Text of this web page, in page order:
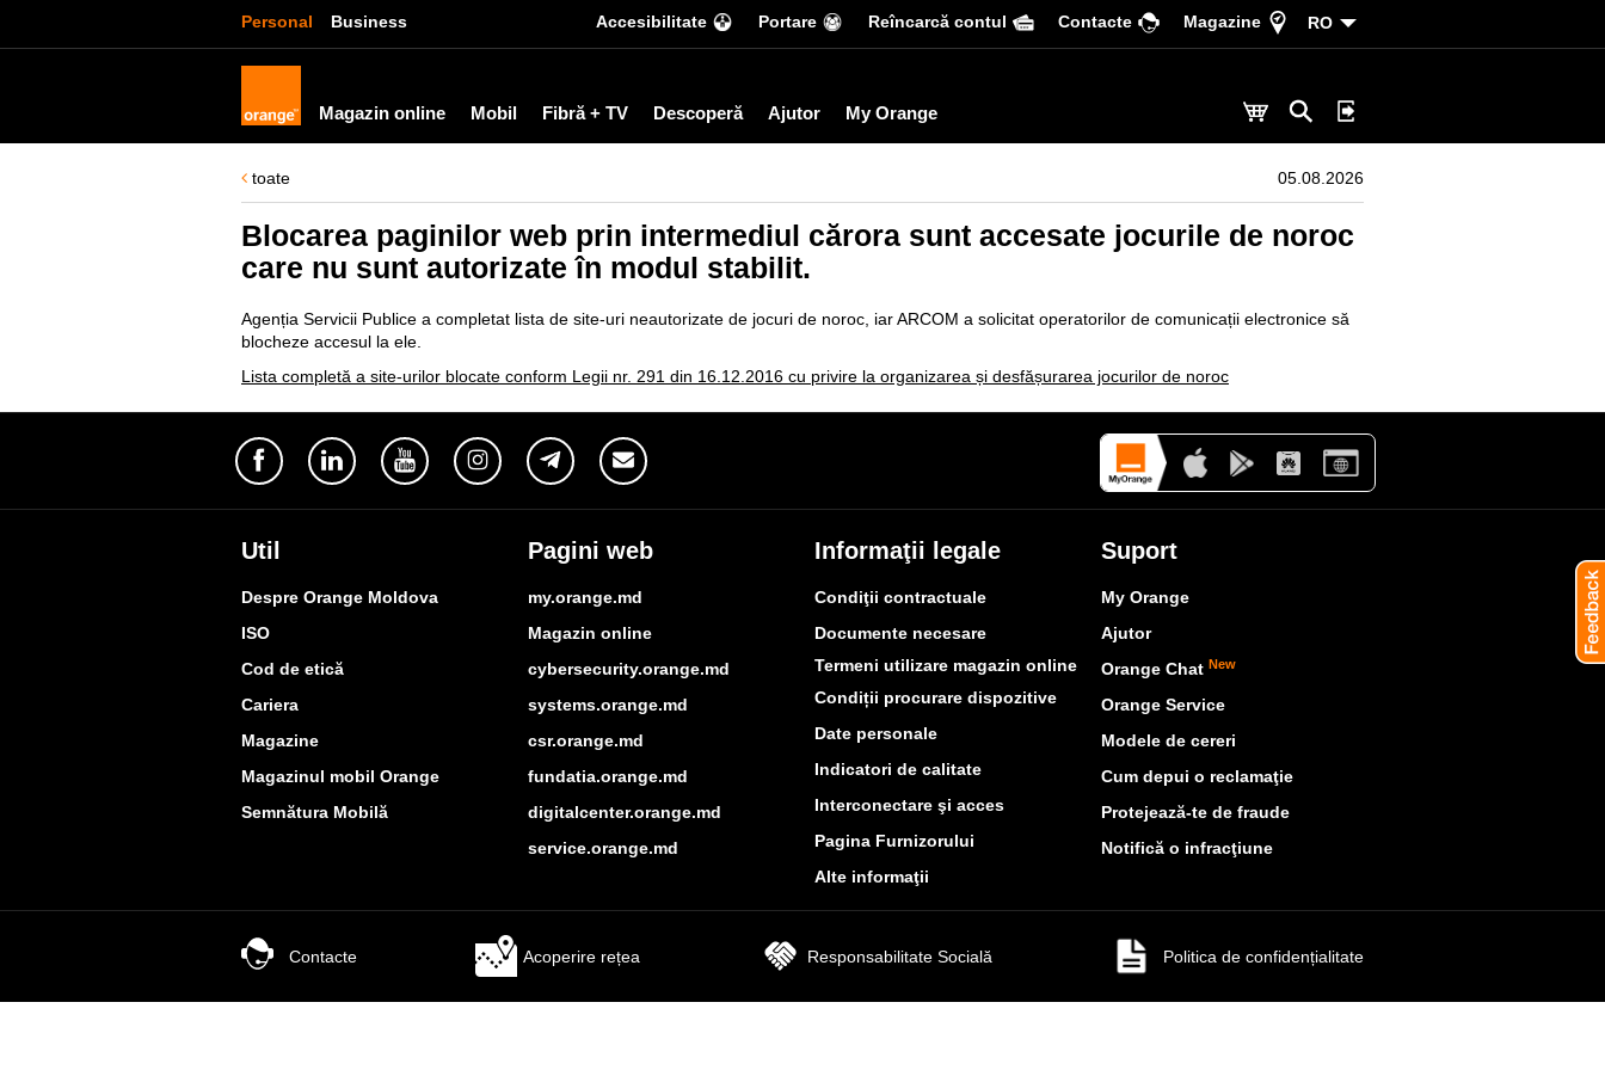
Personal Business Accesibilitate Portare Reîncarcă contul Сontacte Magazine RO
Magazin online Mobil Fibră + TV Descoperă Ajutor My Orange
toate 05.08.2026
Blocarea paginilor web prin intermediul cărora sunt accesate jocurile de noroc
care nu sunt autorizate în modul stabilit.
Agenția Servicii Publice a completat lista de site-uri neautorizate de jocuri de noroc, iar ARCOM a solicitat operatorilor de comunicații electronice să
blocheze accesul la ele.
Lista completă a site-urilor blocate conform Legii nr. 291 din 16.12.2016 cu privire la organizarea și desfășurarea jocurilor de noroc
Util
Despre Orange Moldova
ISO
Cod de etică
Cariera
Magazine
Magazinul mobil Orange
Semnătura Mobilă
Pagini web
my.orange.md
Magazin online
cybersecurity.orange.md
systems.orange.md
csr.orange.md
fundatia.orange.md
digitalcenter.orange.md
service.orange.md
Informaţii legale
Condiţii contractuale
Documente necesare
Termeni utilizare magazin online
Condiții procurare dispozitive
Date personale
Indicatori de calitate
Interconectare şi acces
Pagina Furnizorului
Alte informaţii
Suport
My Orange
Ajutor
Orange Chat New
Orange Service
Modele de cereri
Cum depui o reclamaţie
Protejează-te de fraude
Notifică o infracţiune
Contacte Acoperire rețea Responsabilitate Socială Politica de confidențialitate